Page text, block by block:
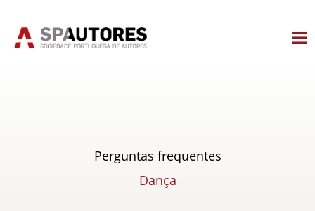
Perguntas frequentes
Dança